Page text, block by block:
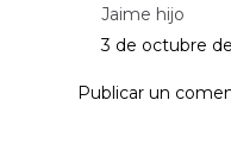
Jaime hijo
3 de octubre de
Publicar un